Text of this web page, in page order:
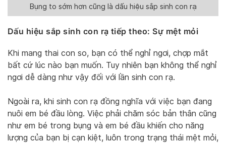
Bụng to sớm hơn cũng là dấu hiệu sắp sinh con rạ
Dấu hiệu sắp sinh con rạ tiếp theo: Sự mệt mỏi
Khi mang thai con so, bạn có thể nghỉ ngơi, chợp mắt
bất cứ lúc nào bạn muốn. Tuy nhiên bạn không thể nghỉ
ngơi dễ dàng như vậy đối với lần sinh con rạ.
Ngoài ra, khi sinh con rạ đồng nghĩa với việc bạn đang
nuôi em bé đầu lòng. Việc phải chăm sóc bản thân cũng
như em bé trong bụng và em bé đầu khiến cho năng
lượng của bạn bị cạn kiệt, luôn trong trạng thái mệt mỏi,